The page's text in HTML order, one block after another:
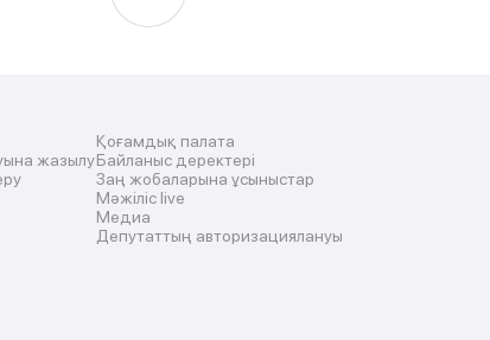
жазылу
Қоғамдық палата
Байланыс деректері
Заң жобаларына ұсыныстар
Мәжіліс live
Медиа
Депутаттың авторизациялануы